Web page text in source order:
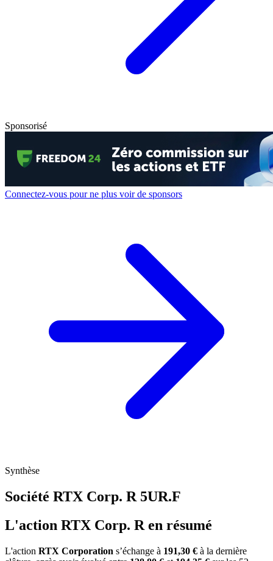
Sponsorisé
Connectez-vous pour ne plus voir de sponsors
Synthèse
Société RTX Corp. R 5UR.F
L'action RTX Corp. R en résumé
L'action RTX Corporation s’échange à 191,30 € à la dernière